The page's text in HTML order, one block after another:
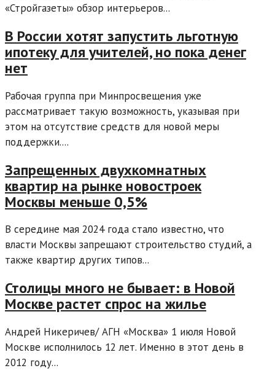
«Стройгазеты» обзор интерьеров...
В России хотят запустить льготную
ипотеку для учителей, но пока денег
нет
Рабочая группа при Минпросвещения уже
рассматривает такую возможность, указывая при
этом на отсутствие средств для новой меры
поддержки....
Запрещенных двухкомнатных
квартир на рынке новостроек
Москвы меньше 0,5%
В середине мая 2024 года стало известно, что
власти Москвы запрещают строительство студий, а
также квартир других типов...
Столицы много не бывает: в Новой
Москве растет спрос на жилье
Андрей Никеричев/ АГН «Москва» 1 июля Новой
Москве исполнилось 12 лет. Именно в этот день в
2012 году...